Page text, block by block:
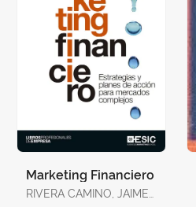
Marketing Financiero
RIVERA CAMINO, JAIME